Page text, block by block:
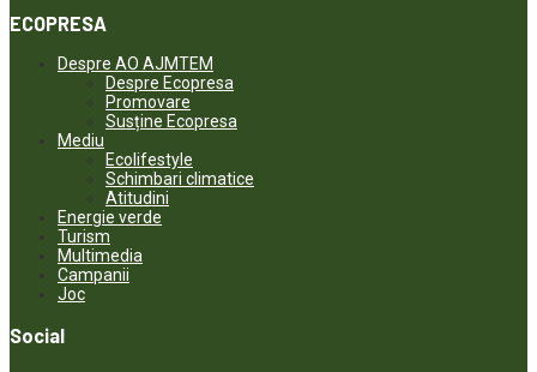
ECOPRESA
Despre AO AJMTEM
Despre Ecopresa
Promovare
Susține Ecopresa
Mediu
Ecolifestyle
Schimbari climatice
Atitudini
Energie verde
Turism
Multimedia
Campanii
Joc
Social